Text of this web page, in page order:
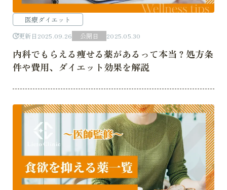
医療ダイエット
更新日 2025.09.26 公開日 2025.05.30
内科でもらえる痩せる薬があるって本当？処方条
件や費用、ダイエット効果を解説